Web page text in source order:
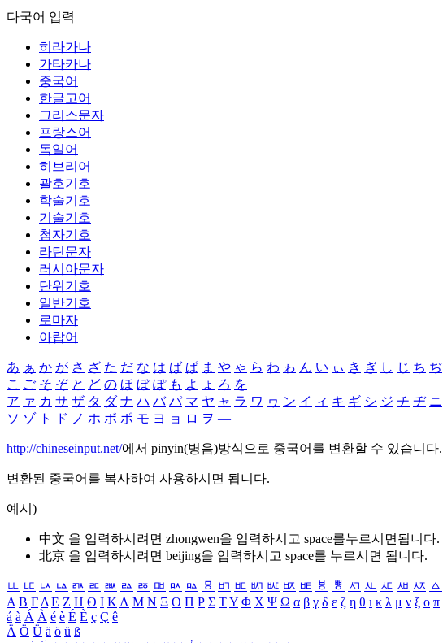
다국어 입력
히라가나
가타카나
중국어
한글고어
그리스문자
프랑스어
독일어
히브리어
괄호기호
학술기호
기술기호
첨자기호
라틴문자
러시아문자
단위기호
일반기호
로마자
아랍어
あ ぁ か が さ ざ た だ な は ば ぱ ま や ゃ ら わ ゎ ん い ぃ き ぎ し じ ち ぢ
こ ご そ ぞ と ど の ほ ぼ ぽ も よ ょ ろ を
ア ァ カ サ ザ タ ダ ナ ハ バ パ マ ヤ ャ ラ ワ ヮ ン イ ィ キ ギ シ ジ チ ヂ ニ
ソ ゾ ト ド ノ ホ ボ ポ モ ヨ ョ ロ ヲ ―
http://chineseinput.net/에서 pinyin(병음)방식으로 중국어를 변환할 수 있습니다.
변환된 중국어를 복사하여 사용하시면 됩니다.
예시)
中文 을 입력하시려면 zhongwen을 입력하시고 space를누르시면됩니다.
北京 을 입력하시려면 beijing을 입력하시고 space를 누르시면 됩니다.
ㅥ ㅦ ㅧ ㅨ ㅩ ㅪ ㅫ ㅬ ㅭ ㅮ ㅯ ㅰ ㅱ ㅲ ㅳ ㅴ ㅵ ㅶ ㅷ ㅸ ㅹ ㅺ ㅻ ㅼ ㅽ ㅾ ㅿ
Α Β ΓΔ Ε Ζ Η Θ Ι ΚΛ Μ Ν Ξ Ο Π Ρ Σ ΤΥ Φ Χ Ψ Ω α β γ δ ε ζ η θ ι κ λ μ ν ξ ο π
á à Á À é è É È ç Ç ê
Ä Ö Ü ä ö ü ß